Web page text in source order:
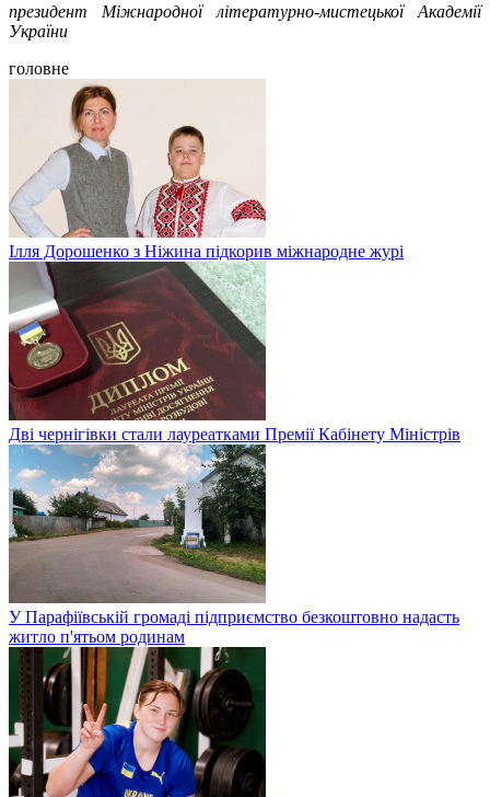
президент Міжнародної літературно-мистецької Академії
України
головне
Ілля Дорошенко з Ніжина підкорив міжнародне журі
Дві чернігівки стали лауреатками Премії Кабінету Міністрів
У Парафіївській громаді підприємство безкоштовно надасть
житло п'ятьом родинам